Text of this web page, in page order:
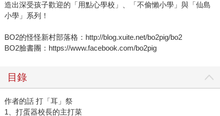
造出深受孩子歡迎的「用點心學校」、「不偷懶小學」與「仙島
小學」系列！
BO2的怪怪新村部落格：http://blog.xuite.net/bo2pig/bo2
BO2臉書團：https://www.facebook.com/bo2pig
目錄
作者的話 打「耳」祭
1、打蛋器校長的主打菜